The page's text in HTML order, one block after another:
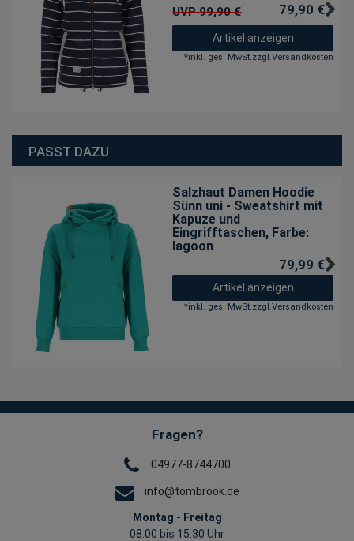
UVP 99,90 € 79,90 € *
Artikel anzeigen
*inkl. ges. MwSt.zzgl.Versandkosten
PASST DAZU
Salzhaut Damen Hoodie
Sünn uni - Sweatshirt mit
Kapuze und
Eingrifftaschen, Farbe:
lagoon
79,99 € *
Artikel anzeigen
*inkl. ges. MwSt.zzgl.Versandkosten
Fragen?
04977-8744700
info@tombrook.de
Montag - Freitag
08:00 bis 15:30 Uhr